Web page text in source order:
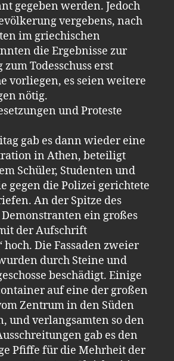
gegeben werden. Jedoch
vergebens, nach
im griechischen
die Ergebnisse zur
Todesschuss erst
vorliegen, es seien weitere
nötig.
und Proteste
gab es dann wieder eine
in Athen, beteiligt
Schüler, Studenten und
gegen die Polizei gerichtete
An der Spitze des
ein großes
der Aufschrift
hoch. Die Fassaden zweier
durch Steine und
beschädigt. Einige
auf eine der großen
Zentrum in den Süden
und verlangsamten so den
gab es den
Pfiffe für die Mehrheit der